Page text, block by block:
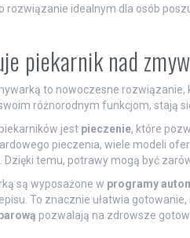
rozwiązanie idealnym dla osób
piekarnik nad
to nowoczesne rozwiązanie,
różnorodnym funkcjom, stają
jest pieczenie, które
pieczenia, wiele modeli
temu, potrawy mogą być
są wyposażone w programy
To znacznie ułatwia
pozwalają na zdrowsze